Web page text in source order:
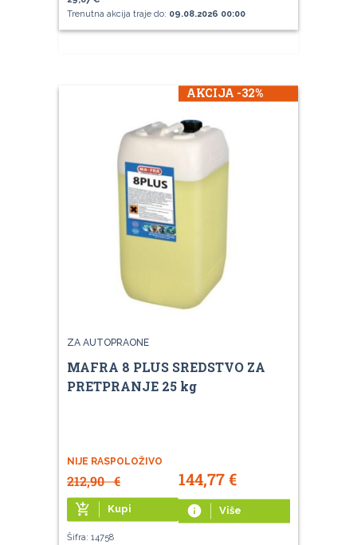
Trenutna akcija traje do: 09.08.2026 00:00
AKCIJA -32%
ZA AUTOPRAONE
MAFRA 8 PLUS SREDSTVO ZA
PRETPRANJE 25 kg
NIJE RASPOLOŽIVO
212,90€ 144,77€
add_shopping_cart Kupi info Više
Šifra: 14758